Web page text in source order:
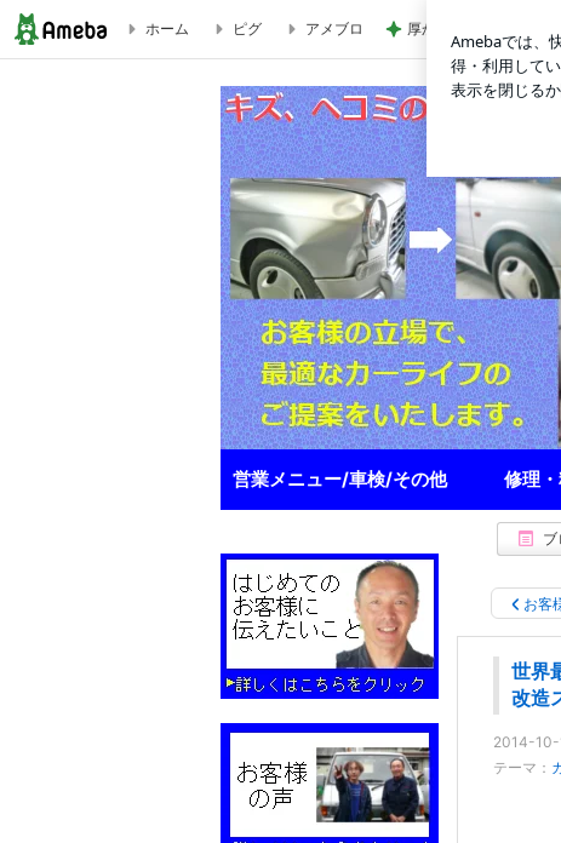
世界最高音質水準 オートプロマツモト オリジナル改造スピ
ホーム ピグ アメブロ 厚かましいと指摘され
お客
世界
改造
2014-10-
テーマ：
営業メニュー/車検/その他 修理